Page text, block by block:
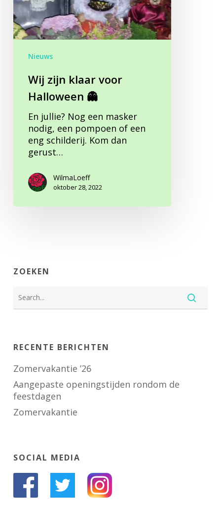
Nieuws
Wij zijn klaar voor
Halloween 👻
En jullie? Nog een masker
nodig, een pompoen of een
eng schilderij. Kom dan
gerust…
WilmaLoeff
oktober 28, 2022
ZOEKEN
RECENTE BERICHTEN
Zomervakantie ’26
Aangepaste openingstijden rondom de
feestdagen
Zomervakantie
SOCIAL MEDIA